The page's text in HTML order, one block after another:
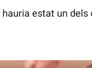
estat un